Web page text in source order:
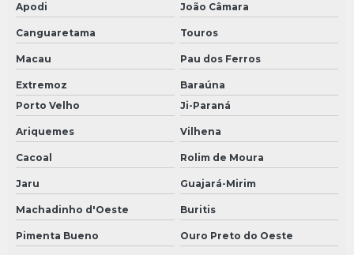
Apodi João Câmara
Canguaretama Touros
Macau Pau dos Ferros
Extremoz
Baraúna
Porto Velho
Ji-Paraná
Ariquemes Vilhena
Cacoal Rolim de Moura
Jaru Guajará-Mirim
Machadinho d'Oeste Buritis
Pimenta Bueno Ouro Preto do Oeste